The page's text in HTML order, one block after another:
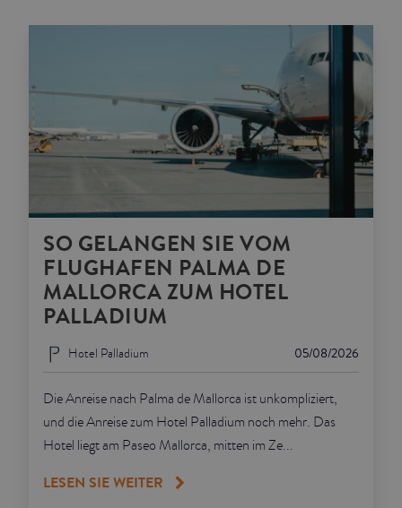
SO GELANGEN SIE VOM
FLUGHAFEN PALMA DE
MALLORCA ZUM HOTEL
PALLADIUM
05/08/2026
Hotel Palladium
Die Anreise nach Palma de Mallorca ist unkompliziert,
und die Anreise zum Hotel Palladium noch mehr. Das
Hotel liegt am Paseo Mallorca, mitten im Ze...
LESEN SIE WEITER